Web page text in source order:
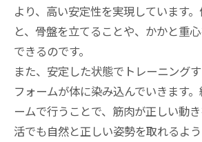
より、高い安定性を実現しています
と、骨盤を立てることや、かかと重
できるのです。
また、安定した状態でトレーニング
フォームが体に染み込んでいきます
ームで行うことで、筋肉が正しい動
活でも自然と正しい姿勢を取れるよう